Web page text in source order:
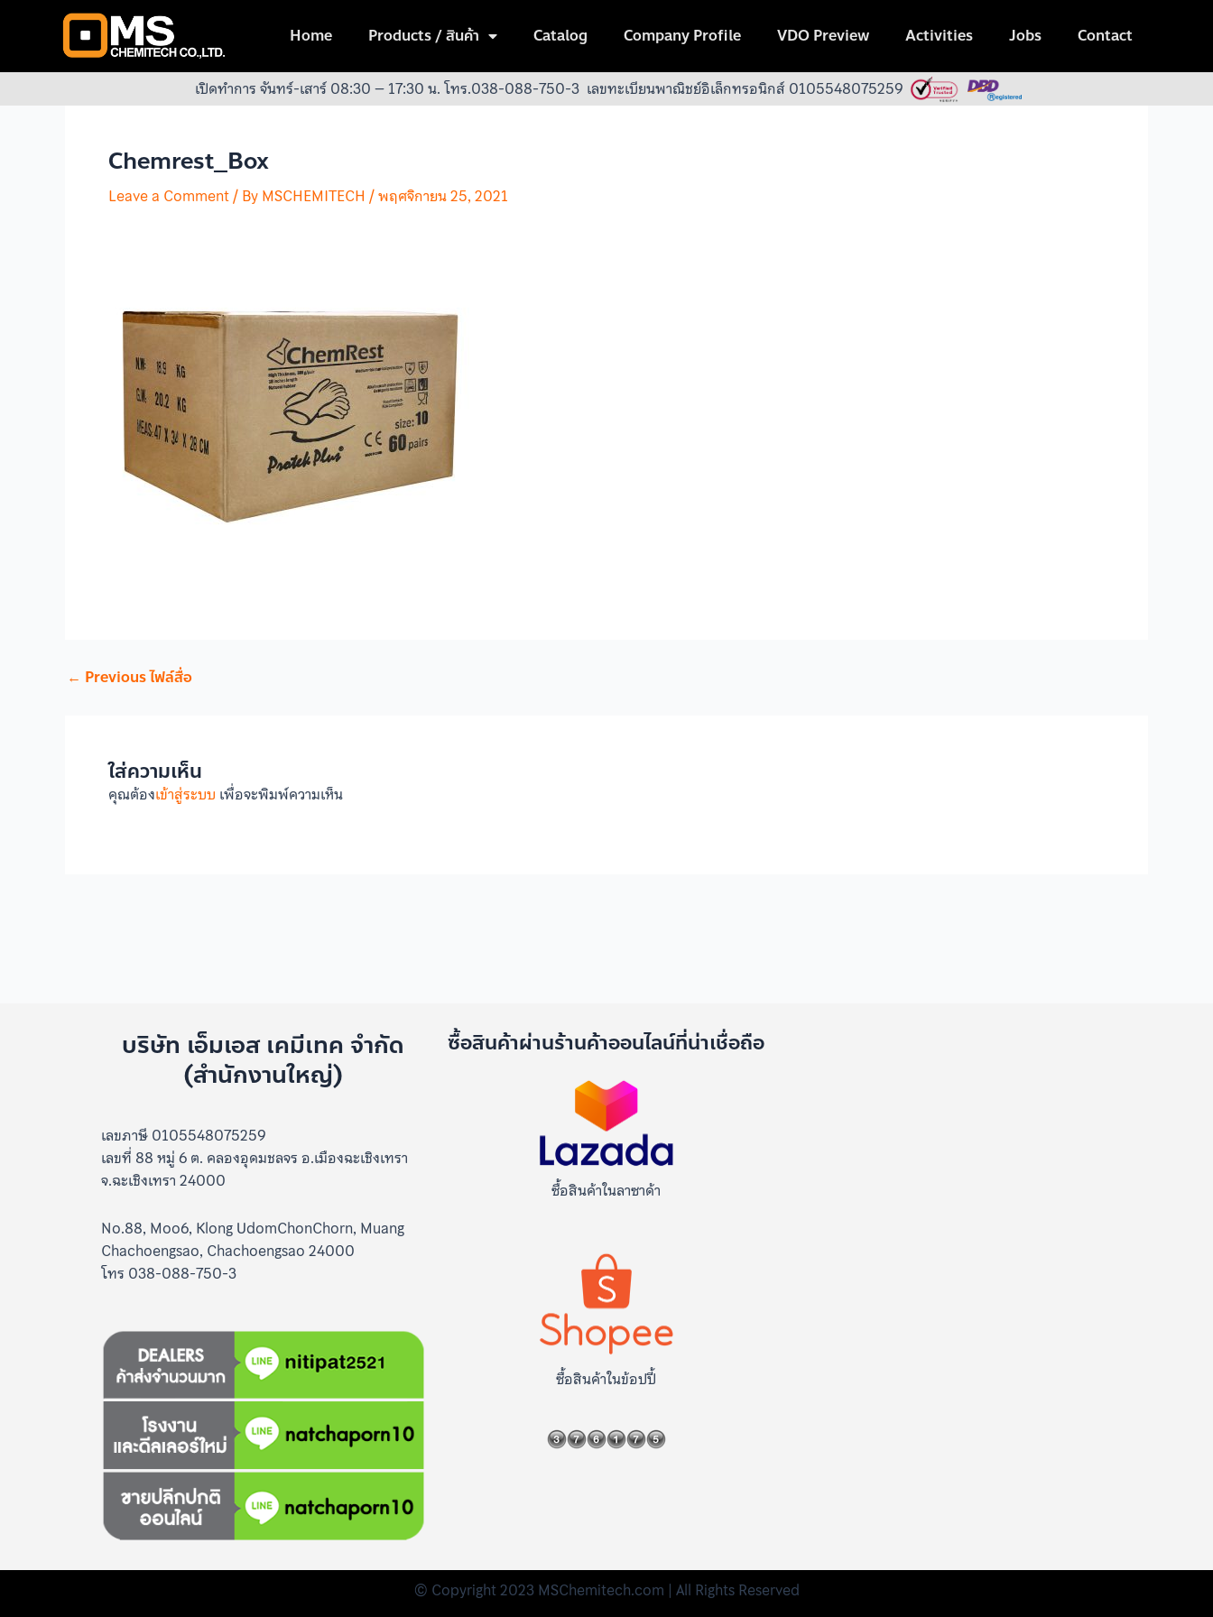
Home Products / สินค้า Catalog Company Profile VDO Preview Activities Jobs Contact
เปิดทำการ จันทร์-เสาร์ 08:30 – 17:30 น.โทร.038-088-750-3 เลขทะเบียนพาณิชย์อิเล็กทรอนิกส์ 0105548075259
Chemrest_Box
Leave a Comment/ ByMSCHEMITECH /พฤศจิกายน 25, 2021
Post
navigation
← Previous ไฟล์สื่อ
ใส่ความเห็น
คุณต้องเข้าสู่ระบบ เพื่อจะพิมพ์ความเห็น
บริษัท เอ็มเอส เคมีเทค จำกัด
(สำนักงานใหญ่)
เลขภาษี 0105548075259
เลขที่ 88 หมู่ 6 ต. คลองอุดมชลจร อ.เมืองฉะเชิงเทรา
จ.ฉะเชิงเทรา 24000
No.88, Moo6, Klong UdomChonChorn, Muang
Chachoengsao, Chachoengsao 24000
โทร 038-088-750-3
ซื้อสินค้าผ่านร้านค้าออนไลน์ที่น่าเชื่อถือ
ซื้อสินค้าในลาซาด้า
ซื้อสินค้าในข้อปปี้
© Copyright 2023 MSChemitech.com | All Rights Reserved